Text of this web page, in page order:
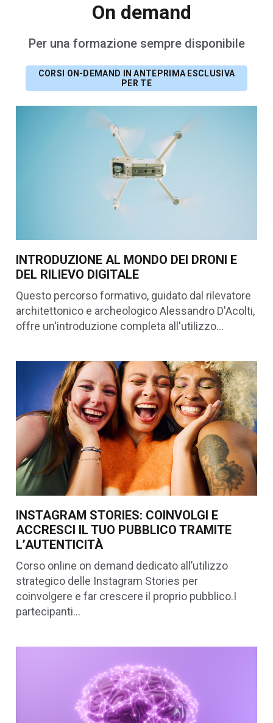
On demand
Per una formazione sempre disponibile
CORSI ON-DEMAND IN ANTEPRIMA ESCLUSIVA
PER TE
INTRODUZIONE AL MONDO DEI DRONI E
DEL RILIEVO DIGITALE
Questo percorso formativo, guidato dal rilevatore
architettonico e archeologico Alessandro D'Acolti,
offre un'introduzione completa all'utilizzo…
INSTAGRAM STORIES: COINVOLGI E
ACCRESCI IL TUO PUBBLICO TRAMITE
L’AUTENTICITÀ
Corso online on demand dedicato all’utilizzo
strategico delle Instagram Stories per
coinvolgere e far crescere il proprio pubblico.I
partecipanti…